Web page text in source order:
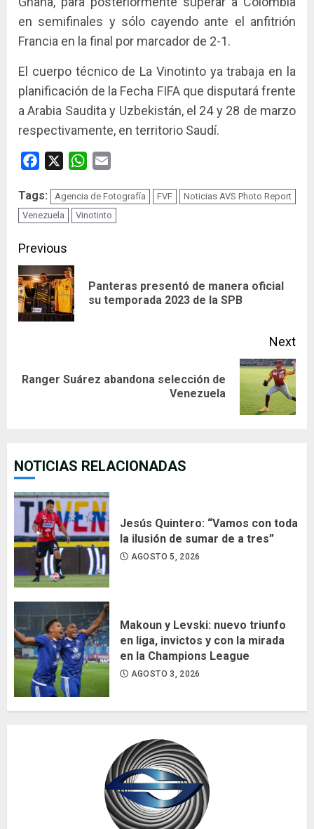
en semifinales y sólo cayendo ante el anfitrión
Francia en la final por marcador de 2-1.
El cuerpo técnico de La Vinotinto ya trabaja en la
planificación de la Fecha FIFA que disputará frente
a Arabia Saudita y Uzbekistán, el 24 y 28 de marzo
respectivamente, en territorio Saudí.
Facebook WhatsApp
Tags: Agencia de Fotografía FVF
Noticias AVS Photo Report
Venezuela
Vinotinto
Continue
Reading
Previous
Panteras presentó de manera oficial
su temporada 2023 de la SPB
Next
Next
Ranger Suárez abandona selección de
Venezuela
NOTICIAS RELACIONADAS
Jesús Quintero: “Vamos con toda
la ilusión de sumar de a tres”
AGOSTO 5, 2026
Makoun y Levski: nuevo triunfo
en liga, invictos y con la mirada
en la Champions League
AGOSTO 3, 2026